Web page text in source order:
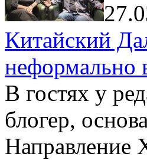
Китайский
неформально
В гостях у
блогер,
Направление